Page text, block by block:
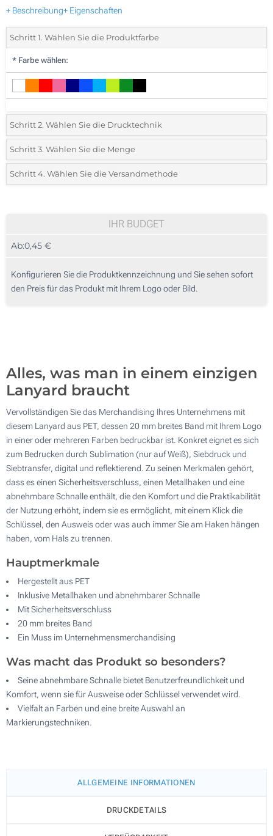
+ Beschreibung+ Eigenschaften
Schritt 1. Wählen Sie die Produktfarbe
* Farbe wählen:
Schritt 2. Wählen Sie die Drucktechnik
*Wählen Sie die Druck- und Farbtechniken für Ihr Logo:
1 Farbig (Auf dem Band)
3 Farbig (Auf dem Band)
Digitaler Transferdruck in Vollfarbe (Auf dem Band)
Schritt 3. Wählen Sie die Menge
*Bitte wählen Sie Ihre gewünschte Menge
50
125
250
Schritt 4. Wählen Sie die Versandmethode
IHR BUDGET
Ab:0,45 €
Konfigurieren Sie die Produktkennzeichnung und Sie sehen sofort
den Preis für das Produkt mit Ihrem Logo oder Bild.
Alles, was man in einem einzigen
Lanyard braucht
Vervollständigen Sie das Merchandising Ihres Unternehmens mit
diesem Lanyard aus PET, dessen 20 mm breites Band mit Ihrem Logo
in einer oder mehreren Farben bedruckbar ist. Konkret eignet es sich
zum Bedrucken durch Sublimation (nur auf Weiß), Siebdruck und
Siebtransfer, digital und reflektierend. Zu seinen Merkmalen gehört,
dass es einen Sicherheitsverschluss, einen Metallhaken und eine
abnehmbare Schnalle enthält, die den Komfort und die Praktikabilität
der Nutzung erhöht, indem sie es ermöglicht, mit einem Klick die
Schlüssel, den Ausweis oder was auch immer Sie am Haken hängen
haben, vom Hals zu trennen.
Hauptmerkmale
Hergestellt aus PET
Inklusive Metallhaken und abnehmbarer Schnalle
Mit Sicherheitsverschluss
20 mm breites Band
Ein Muss im Unternehmensmerchandising
Was macht das Produkt so besonders?
Seine abnehmbare Schnalle bietet Benutzerfreundlichkeit und
Komfort, wenn sie für Ausweise oder Schlüssel verwendet wird.
Vielfalt an Farben und eine breite Auswahl an
Markierungstechniken.
ALLGEMEINE INFORMATIONEN
DRUCKDETAILS